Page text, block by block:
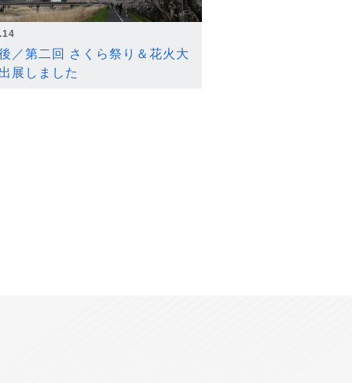
／第二回 さくら祭り＆花火大
展しました